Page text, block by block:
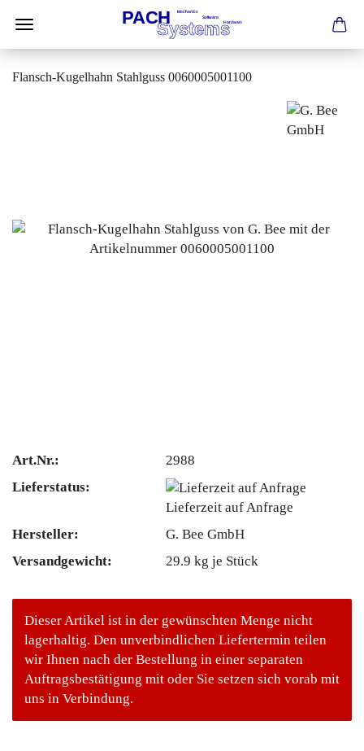
Flansch-Kugelhahn Stahlguss 0060005001100
Art.Nr.:
2988
Lieferstatus:
Lieferzeit auf Anfrage
Hersteller:
G. Bee GmbH
Versandgewicht:
29.9 kg je Stück
Dieser Artikel ist in der gewünschten Menge nicht
lagerhaltig. Den unverbindlichen Liefertermin teilen
wir Ihnen nach der Bestellung in einer separaten
Auftragsbestätigung mit oder Sie setzen sich vorab mit
uns in Verbindung.